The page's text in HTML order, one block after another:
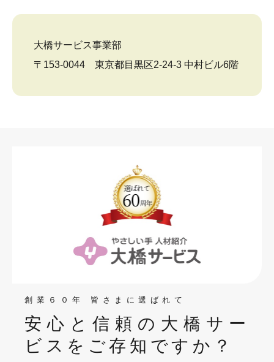
大橋サービス事業部
〒153-0044 東京都目黒区2-24-3 中村ビル6階
創業６０年 皆さまに選ばれて
安心と信頼の大橋サー
ビスを ご存知ですか？